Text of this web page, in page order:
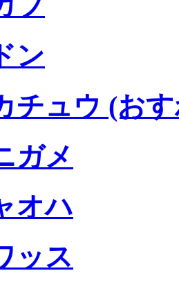
ン
チュウ (お
ガメ
オハ
ッス